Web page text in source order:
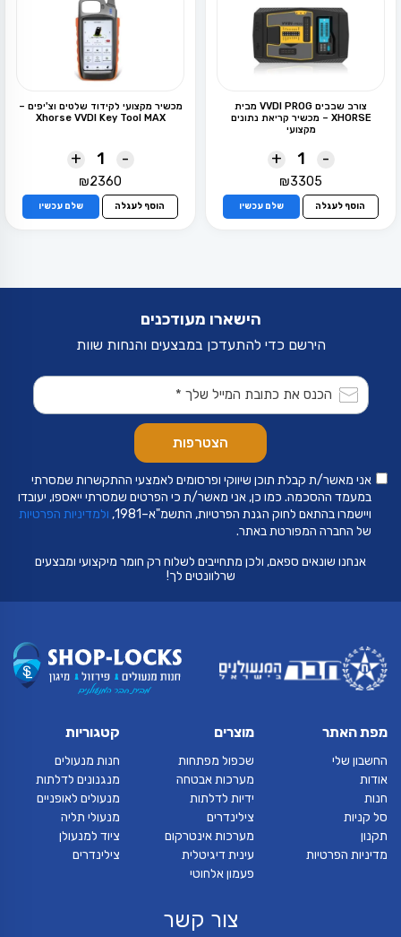
צורב שבבים VVDI PROG מבית
XHORSE – מכשיר קריאת נתונים
מקצועי
-
+
₪3305
הוסף לעגלה שלם עכשיו
מכשיר מקצועי לקידוד שלטים וצ'יפים –
Xhorse VVDI Key Tool MAX
-
+
₪2360
הוסף לעגלה שלם עכשיו
הישארו מעודכנים
הירשם כדי להתעדכן במבצעים והנחות שוות
אני מאשר/ת קבלת תוכן שיווקי ופרסומים לאמצעי ההתקשרות שמסרתי
במעמד ההסכמה. כמו כן, אני מאשר/ת כי הפרטים שמסרתי ייאספו, יעובדו
ויישמרו בהתאם לחוק הגנת הפרטיות, התשמ"א–1981,
ולמדיניות הפרטיות
של החברה המפורטת באתר.
אנחנו שונאים ספאם, ולכן מתחייבים לשלוח רק חומר מיקצועי ומבצעים
שרלוונטים לך!
מפת האתר
החשבון שלי
אודות
חנות
סל קניות
תקנון
מדיניות הפרטיות
מוצרים
שכפול מפתחות
מערכות אבטחה
ידיות לדלתות
צילינדרים
מערכות אינטרקום
עינית דיגיטלית
פעמון אלחוטי
קטגוריות
חנות מנעולים
מנגנונים לדלתות
מנעולים לאופניים
מנעולי תליה
ציוד למנעולן
צילינדרים
צור קשר